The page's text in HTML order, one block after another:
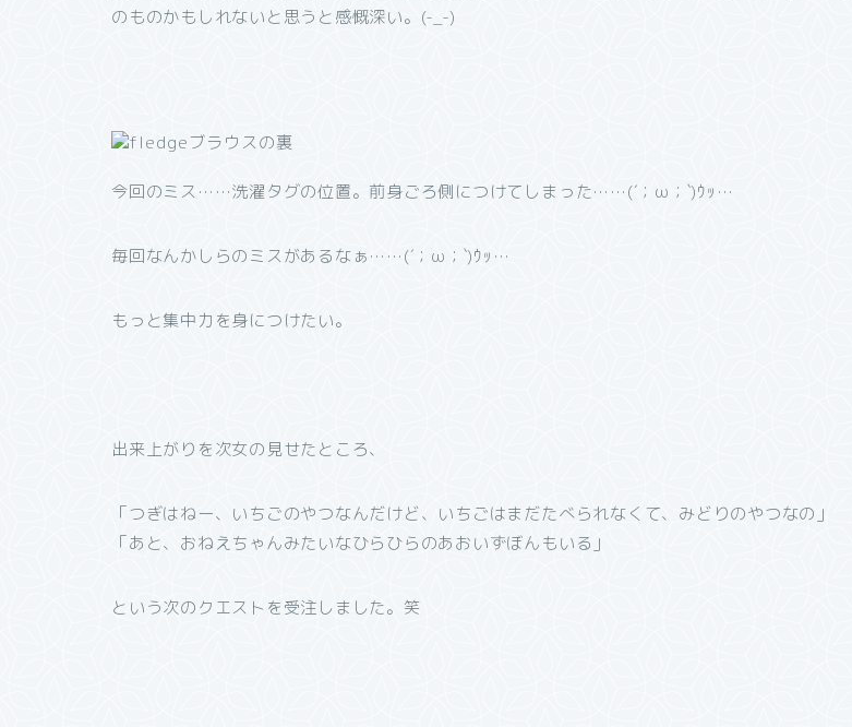
のものかもしれないと思うと感慨深い。(-_-)
今回のミス……洗濯タグの位置。前身ごろ側につけてしまった……(´；ω；`)ｳｯ…
毎回なんかしらのミスがあるなぁ……(´；ω；`)ｳｯ…
もっと集中力を身につけたい。
出来上がりを次女の見せたところ、
「つぎはねー、いちごのやつなんだけど、いちごはまだたべられなくて、みどりのやつなの」
「あと、おねえちゃんみたいなひらひらのあおいずぼんもいる」
という次のクエストを受注しました。笑